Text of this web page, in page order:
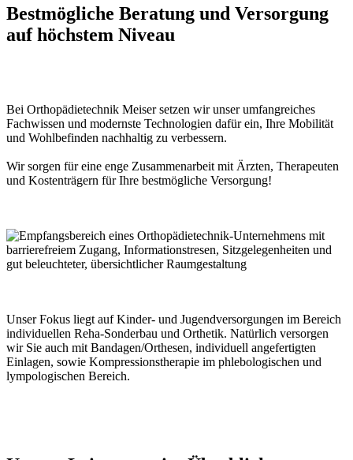
Bestmögliche Beratung und Versorgung
auf höchstem Niveau
Bei Orthopädietechnik Meiser setzen wir unser umfangreiches
Fachwissen und modernste Technologien dafür ein, Ihre Mobilität
und Wohlbefinden nachhaltig zu verbessern.
Wir sorgen für eine enge Zusammenarbeit mit Ärzten, Therapeuten
und Kostenträgern für Ihre bestmögliche Versorgung!
Unser Fokus liegt auf Kinder- und Jugendversorgungen im Bereich
individuellen Reha-Sonderbau und Orthetik. Natürlich versorgen
wir Sie auch mit Bandagen/Orthesen, individuell angefertigten
Einlagen, sowie Kompressionstherapie im phlebologischen und
lympologischen Bereich.